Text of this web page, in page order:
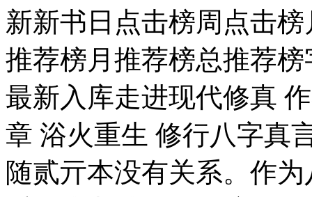
新新书日点击榜周点击
推荐榜月推荐榜总推荐
最新入库走进现代修真
章 浴火重生 修行八字真
随贰亓本没有关系。作